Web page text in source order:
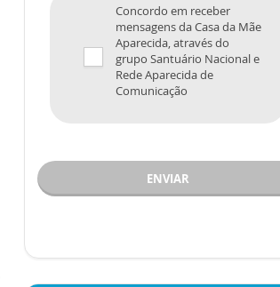
Concordo em receber
mensagens da Casa da Mãe
Aparecida, através do
grupo Santuário Nacional e
Rede Aparecida de
Comunicação
ENVIAR